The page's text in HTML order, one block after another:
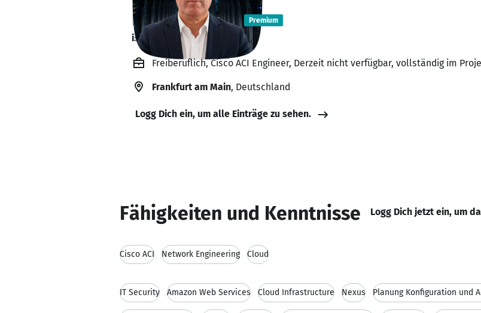
Robert Geerts Premium
is currently booked.
Freiberuflich, Cisco ACI Engineer, Derzeit nicht verfügbar, vollständig im
Frankfurt am Main, Deutschland
Logg Dich ein, um alle Einträge zu sehen.
Fähigkeiten und Kenntnisse Logg Dich jetzt ein, um
Cisco ACI Network Engineering Cloud
IT Security Amazon Web Services Cloud Infrastructure Nexus Planung Konfiguration und